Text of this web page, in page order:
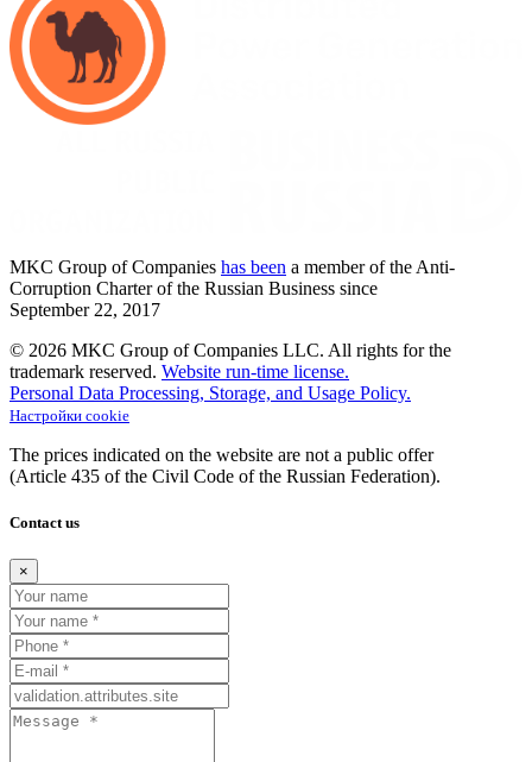
MKC Group of Companies has been a member of the Anti-
Corruption Charter of the Russian Business since
September 22, 2017
© 2026 MKC Group of Companies LLC. All rights for the
trademark reserved. Website run-time license.
Personal Data Processing, Storage, and Usage Policy.
Настройки cookie
The prices indicated on the website are not a public offer
(Article 435 of the Civil Code of the Russian Federation).
Contact us
×